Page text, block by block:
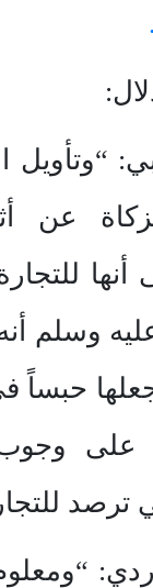
“وتأويل
عن
أنها
وسلم
حبساً
على
ترصد